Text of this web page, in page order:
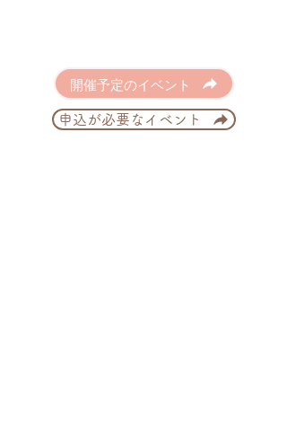
開催予定のイベント
申込が必要なイベント